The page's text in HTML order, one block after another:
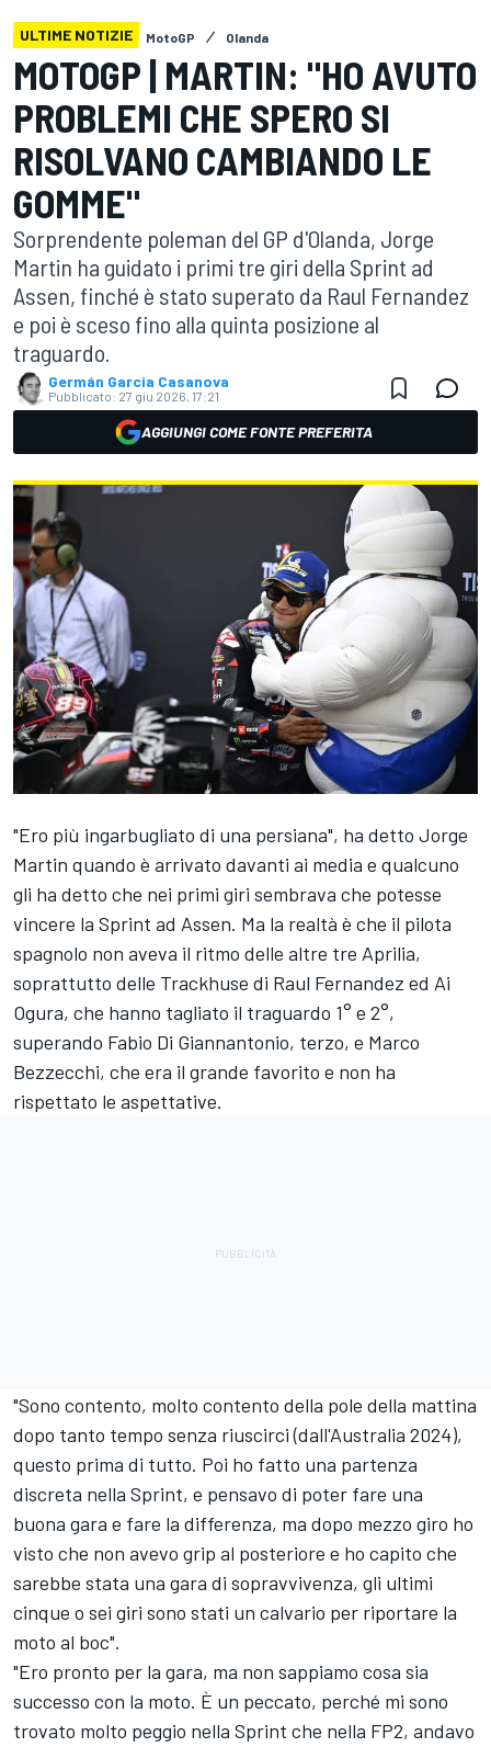
ULTIME NOTIZIE MotoGP Olanda
MOTOGP | MARTIN: "HO AVUTO
PROBLEMI CHE SPERO SI
RISOLVANO CAMBIANDO LE
GOMME"
Sorprendente poleman del GP d'Olanda, Jorge
Martin ha guidato i primi tre giri della Sprint ad
Assen, finché è stato superato da Raul Fernandez
e poi è sceso fino alla quinta posizione al
traguardo.
Germán Garcia Casanova
Pubblicato: 27 giu 2026, 17:21
AGGIUNGI COME FONTE PREFERITA
"Ero più ingarbugliato di una persiana", ha detto Jorge
Martin quando è arrivato davanti ai media e qualcuno
gli ha detto che nei primi giri sembrava che potesse
vincere la Sprint ad Assen. Ma la realtà è che il pilota
spagnolo non aveva il ritmo delle altre tre Aprilia,
soprattutto delle Trackhuse di Raul Fernandez ed Ai
Ogura, che hanno tagliato il traguardo 1° e 2°,
superando Fabio Di Giannantonio, terzo, e Marco
Bezzecchi, che era il grande favorito e non ha
rispettato le aspettative.
"Sono contento, molto contento della pole della mattina
dopo tanto tempo senza riuscirci (dall'Australia 2024),
questo prima di tutto. Poi ho fatto una partenza
discreta nella Sprint, e pensavo di poter fare una
buona gara e fare la differenza, ma dopo mezzo giro ho
visto che non avevo grip al posteriore e ho capito che
sarebbe stata una gara di sopravvivenza, gli ultimi
cinque o sei giri sono stati un calvario per riportare la
moto al boc".
"Ero pronto per la gara, ma non sappiamo cosa sia
successo con la moto. È un peccato, perché mi sono
trovato molto peggio nella Sprint che nella FP2, andavo